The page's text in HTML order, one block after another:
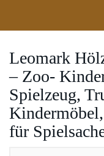
main
Leomark
– Zoo-
Spielzeug,
für